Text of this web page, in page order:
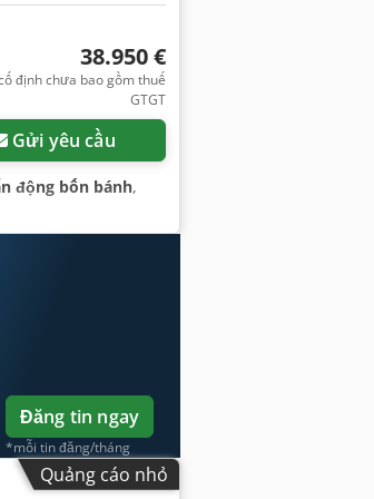
38.950 €
định chưa bao gồm thuế
GTGT
Gửi yêu cầu
động bốn bánh,
Đăng tin ngay
*mỗi tin đăng/tháng
Quảng cáo nhỏ